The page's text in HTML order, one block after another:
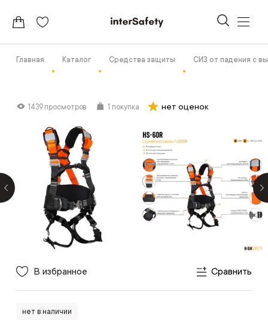
Главная Каталог Средства защиты СИЗ от падения с
1439 просмотров 1 покупка нет оценок
В избранное Сравнить
нет в наличии